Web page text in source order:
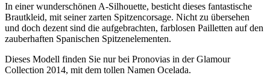
In einer wunderschönen A-Silhouette, besticht dieses fantastische
Brautkleid, mit seiner zarten Spitzencorsage. Nicht zu übersehen
und doch dezent sind die aufgebrachten, farblosen Pailletten auf den
zauberhaften Spanischen Spitzenelementen.
Dieses Modell finden Sie nur bei Pronovias in der Glamour
Collection 2014, mit dem tollen Namen Ocelada.